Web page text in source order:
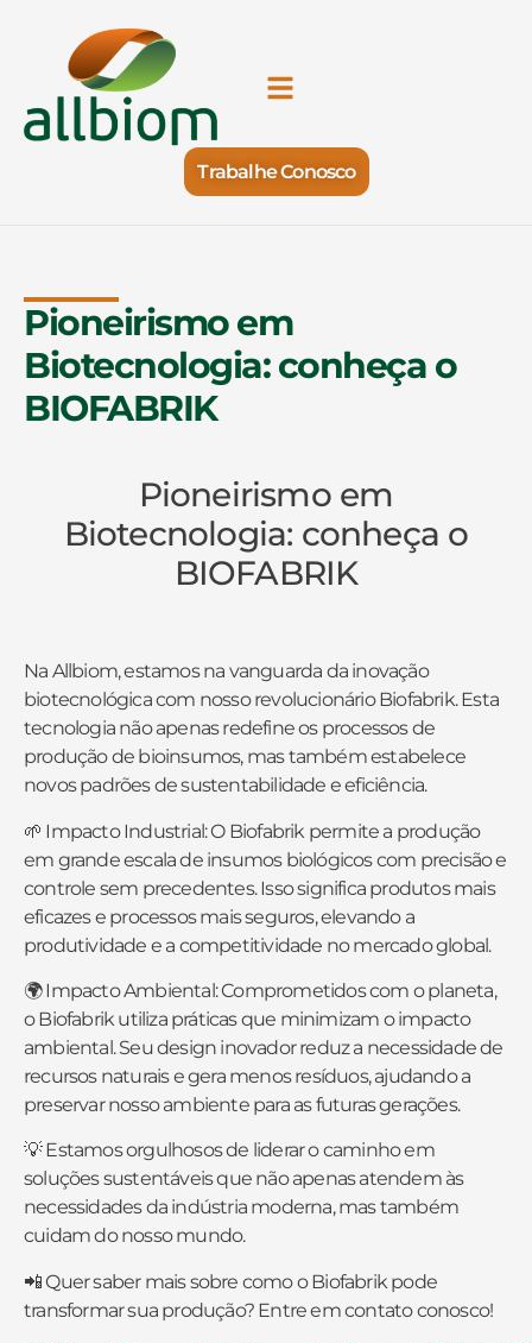
Trabalhe Conosco
Pioneirismo em
Biotecnologia: conheça o
BIOFABRIK
Pioneirismo em
Biotecnologia: conheça o
BIOFABRIK
Na Allbiom, estamos na vanguarda da inovação
biotecnológica com nosso revolucionário Biofabrik. Esta
tecnologia não apenas redefine os processos de
produção de bioinsumos, mas também estabelece
novos padrões de sustentabilidade e eficiência.
🌱 Impacto Industrial: O Biofabrik permite a produção
em grande escala de insumos biológicos com precisão e
controle sem precedentes. Isso significa produtos mais
eficazes e processos mais seguros, elevando a
produtividade e a competitividade no mercado global.
🌍 Impacto Ambiental: Comprometidos com o planeta,
o Biofabrik utiliza práticas que minimizam o impacto
ambiental. Seu design inovador reduz a necessidade de
recursos naturais e gera menos resíduos, ajudando a
preservar nosso ambiente para as futuras gerações.
💡 Estamos orgulhosos de liderar o caminho em
soluções sustentáveis que não apenas atendem às
necessidades da indústria moderna, mas também
cuidam do nosso mundo.
📲 Quer saber mais sobre como o Biofabrik pode
transformar sua produção? Entre em contato conosco!